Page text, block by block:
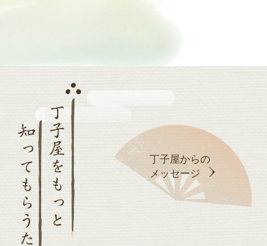
丁子屋からの
メッセージ